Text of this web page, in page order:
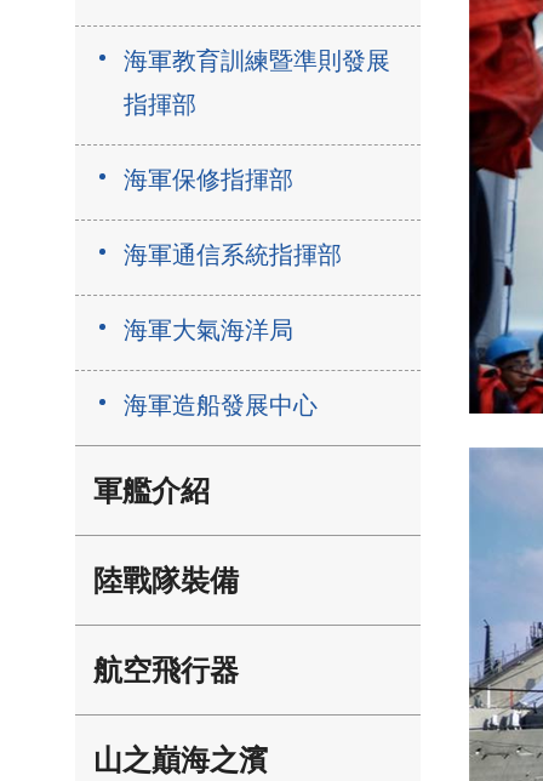
海軍教育訓練暨準則發展
指揮部
海軍保修指揮部
海軍通信系統指揮部
海軍大氣海洋局
海軍造船發展中心
軍艦介紹
陸戰隊裝備
航空飛行器
山之巔海之濱